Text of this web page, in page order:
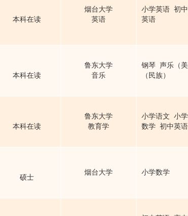
本科在读
烟台大学
英语
小学英语 初
英语
本科在读
鲁东大学
音乐
钢琴 声乐（
（民族）
本科在读
鲁东大学
教育学
小学语文 小
数学 初中英语
硕士
烟台大学 小学数学